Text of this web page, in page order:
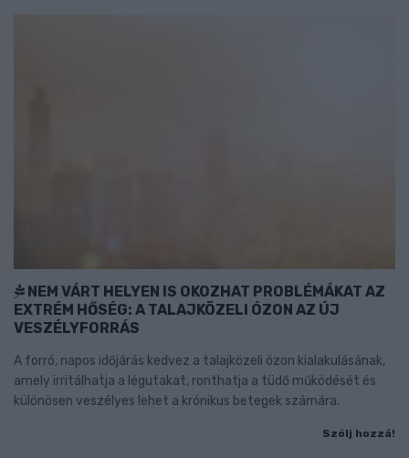
NEM VÁRT HELYEN IS OKOZHAT PROBLÉMÁKAT AZ
EXTRÉM HŐSÉG: A TALAJKÖZELI ÓZON AZ ÚJ
VESZÉLYFORRÁS
A forró, napos időjárás kedvez a talajközeli ózon kialakulásának,
amely irritálhatja a légutakat, ronthatja a tüdő működését és
különösen veszélyes lehet a krónikus betegek számára.
Szólj hozzá!